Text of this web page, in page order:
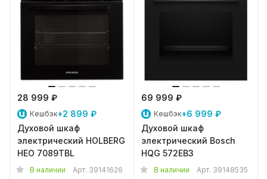
28 999 ₽
Кешбэк+2 899 ₽
Духовой шкаф
электрический HOLBERG
HEO 7089TBL
В наличии Арт. 39141626
69 999 ₽
Кешбэк+6 999 ₽
Духовой шкаф
электрический Bosch
HQG 572EB3
В наличии Арт. 39148535